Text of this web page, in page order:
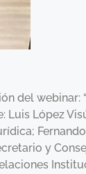
del webinar:
López
y